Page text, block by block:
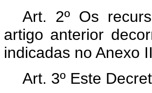
Art. 2º Os
artigo anterior
indicadas no Anexo
Art. 3º Este